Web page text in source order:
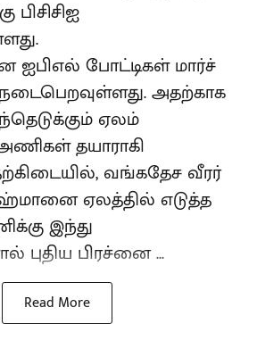
பிசிசிஐ
ஐபிஎல் போட்டிகள் மார்ச்
அதற்காக
ஏலம்
தயாராகி
வங்கதேச வீரர்
ஏலத்தில் எடுத்த
இந்து
புதிய பிரச்னை ...
Read More